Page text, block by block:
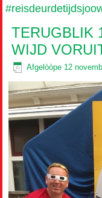
TERUGBLIK
WIJD
Afgelòòpe 12